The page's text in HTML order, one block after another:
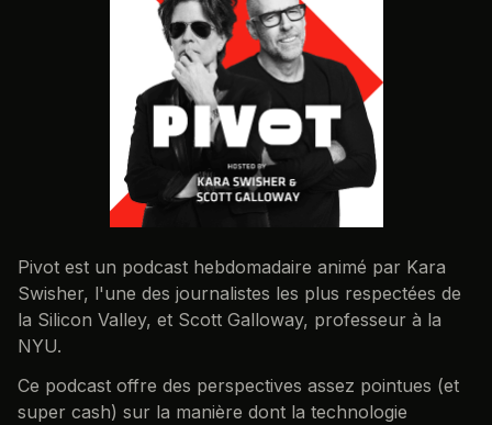
Pivot est un podcast hebdomadaire animé par Kara
Swisher, l'une des journalistes les plus respectées de
la Silicon Valley, et Scott Galloway, professeur à la
NYU.
Ce podcast offre des perspectives assez pointues (et
super cash) sur la manière dont la technologie